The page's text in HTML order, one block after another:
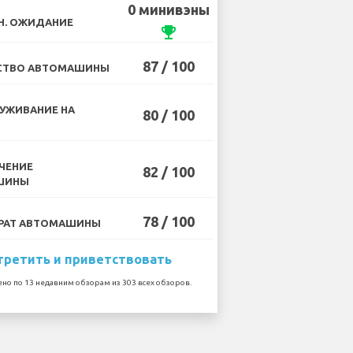
ОЖИДАНИЕ
0 минивэны
emoji_events
АВТОМАШИНЫ 87 / 100
НА
80 / 100
82 / 100
АВТОМАШИНЫ 78 / 100
и приветствовать
по 13 недавним обзорам из 303 всех обзоров.